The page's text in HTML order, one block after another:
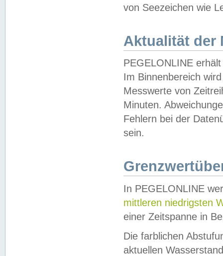
von Seezeichen wie
Aktualität der
PEGELONLINE
Im Binnenbereich
Messwerte von
Minuten.
Fehlern bei der
sein.
In PEGELONLINE
mittleren niedrigsten
einer Zeitspanne in
Die farblichen
aktuellen